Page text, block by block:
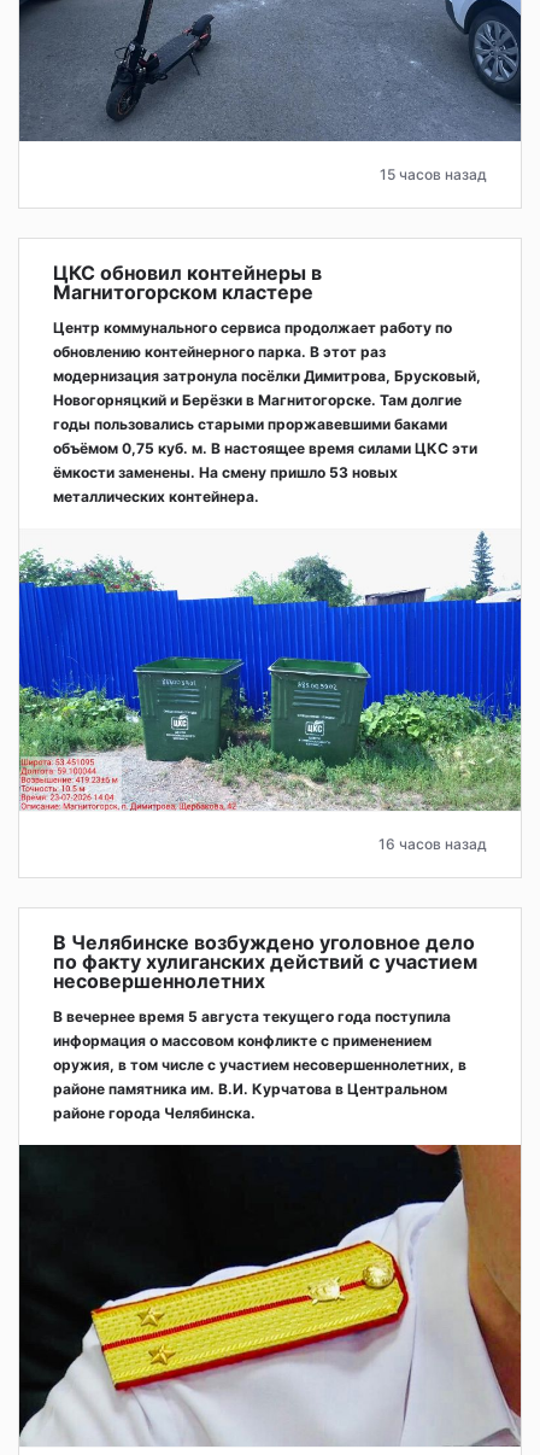
15 часов назад
ЦКС обновил контейнеры в
Магнитогорском кластере
Центр коммунального сервиса продолжает работу по
обновлению контейнерного парка. В этот раз
модернизация затронула посёлки Димитрова, Брусковый,
Новогорняцкий и Берёзки в Магнитогорске. Там долгие
годы пользовались старыми проржавевшими баками
объёмом 0,75 куб. м. В настоящее время силами ЦКС эти
ёмкости заменены. На смену пришло 53 новых
металлических контейнера.
16 часов назад
В Челябинске возбуждено уголовное дело
по факту хулиганских действий с участием
несовершеннолетних
В вечернее время 5 августа текущего года поступила
информация о массовом конфликте с применением
оружия, в том числе с участием несовершеннолетних, в
районе памятника им. В.И. Курчатова в Центральном
районе города Челябинска.